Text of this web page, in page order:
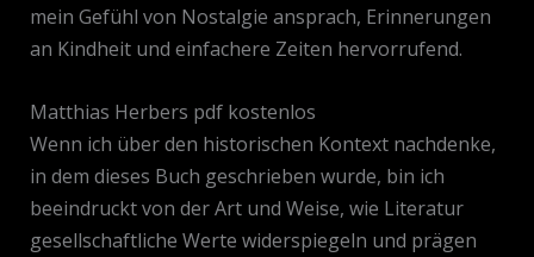
mein Gefühl von Nostalgie ansprach, Erinnerungen
an Kindheit und einfachere Zeiten hervorrufend.
Matthias Herbers pdf kostenlos
Wenn ich über den historischen Kontext nachdenke,
in dem dieses Buch geschrieben wurde, bin ich
beeindruckt von der Art und Weise, wie Literatur
gesellschaftliche Werte widerspiegeln und prägen